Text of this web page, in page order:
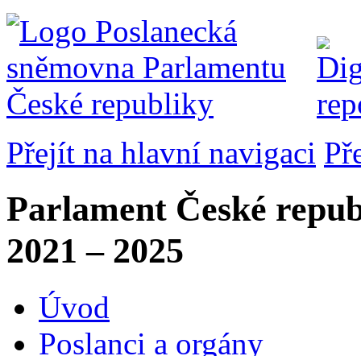
Přejít na hlavní navigaci
Parlament České
2021 – 2025
Úvod
Poslanci a orgány